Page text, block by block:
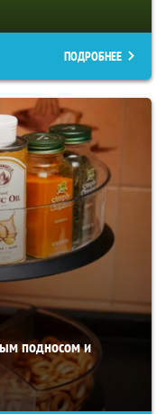
ПОДРОБНЕЕ
подносом и